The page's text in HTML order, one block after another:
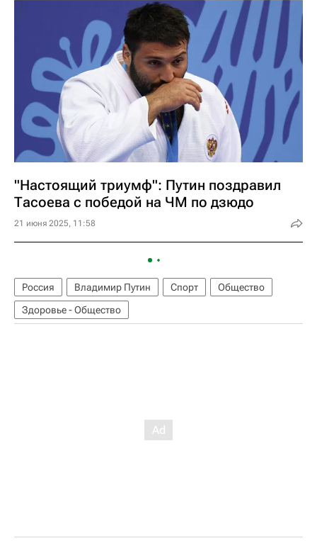
"Настоящий триумф": Путин поздравил
Тасоева с победой на ЧМ по дзюдо
21 июня 2025, 11:58
Россия Владимир Путин Спорт
Общество
Здоровье - Общество